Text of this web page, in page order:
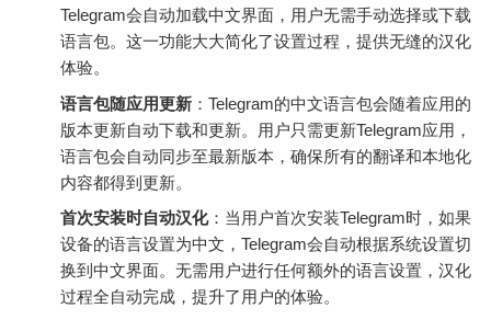
Telegram会自动加载中文界面，用户无需手动选择或下载
语言包。这一功能大大简化了设置过程，提供无缝的汉化
体验。
语言包随应用更新 ：Telegram的中文语言包会随着应用的
版本更新自动下载和更新。用户只需更新Telegram应用，
语言包会自动同步至最新版本，确保所有的翻译和本地化
内容都得到更新。
首次安装时自动汉化：当用户首次安装Telegram时，如果
设备的语言设置为中文，Telegram会自动根据系统设置切
换到中文界面。无需用户进行任何额外的语言设置，汉化
过程全自动完成，提升了用户的体验。